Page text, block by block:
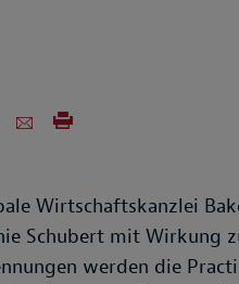
Wirtschaftskanzlei
Schubert mit Wirkung
werden die